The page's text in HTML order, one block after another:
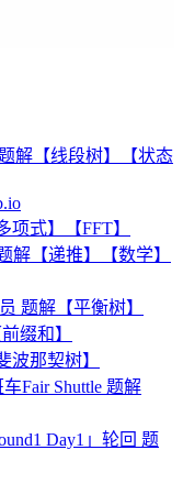
题解【线段树】【状态
式】【FFT】
解【递推】【数学】
题解【平衡树】
缀和】
波那契树】
Fair Shuttle 题解
Day1」轮回 题